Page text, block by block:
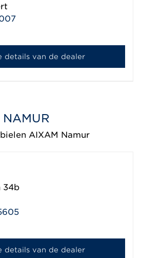
details van de dealer
NAMUR
AIXAM Namur
34b
details van de dealer